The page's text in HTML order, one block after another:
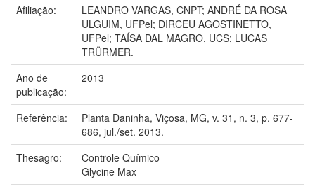
Afiliação:
LEANDRO VARGAS, CNPT; ANDRÉ DA ROSA
ULGUIM, UFPel; DIRCEU AGOSTINETTO,
UFPel; TAÍSA DAL MAGRO, UCS; LUCAS
TRÜRMER.
Ano de
publicação:
2013
Referência:
Planta Daninha, Viçosa, MG, v. 31, n. 3, p. 677-
686, jul./set. 2013.
Thesagro:
Controle Químico
Glycine Max